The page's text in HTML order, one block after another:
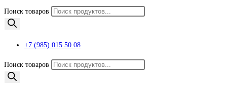
Поиск товаров
+7 (985) 015 50 08
Поиск товаров